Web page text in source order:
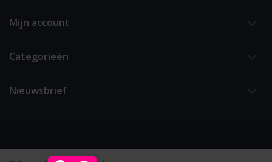
Mijn account
Categorieën
Nieuwsbrief